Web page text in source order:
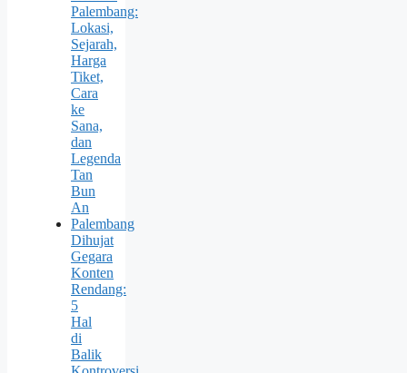
Palembang:
Lokasi,
Sejarah,
Harga
Tiket,
Cara
ke
Sana,
dan
Legenda
Tan
Bun
An
Palembang
Dihujat
Gegara
Konten
Rendang:
5
Hal
di
Balik